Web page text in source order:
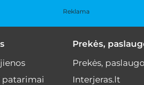
Reklama
patarimai
Prekės,
Prekės,
Interjeras.lt